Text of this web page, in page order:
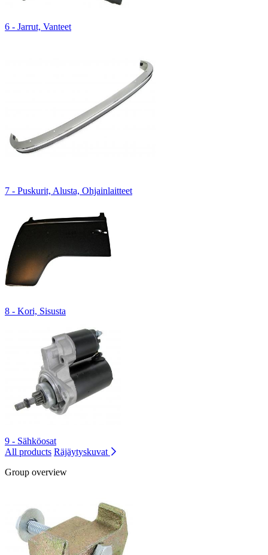
6 - Jarrut, Vanteet
7 - Puskurit, Alusta, Ohjainlaitteet
8 - Kori, Sisusta
9 - Sähköosat
All products Räjäytyskuvat
Group overview